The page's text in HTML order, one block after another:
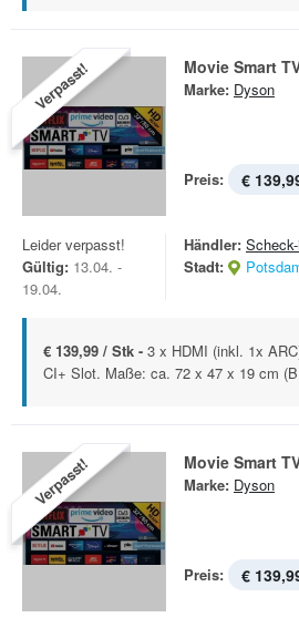
Verpasst! Movie Smart
Marke: Dyson
Preis: €
Leider verpasst!
Gültig: 13.04. -
19.04.
Händler:
Stadt:
€ 139,99 / Stk - 3 x HDMI (inkl. 1x
CI+ Slot. Maße: ca. 72 x 47 x 19 cm
Verpasst! Movie Smart
Marke: Dyson
Preis: €